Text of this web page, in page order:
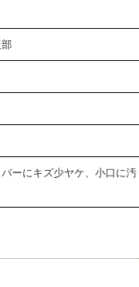
ーにキズ少ヤケ、小口に汚